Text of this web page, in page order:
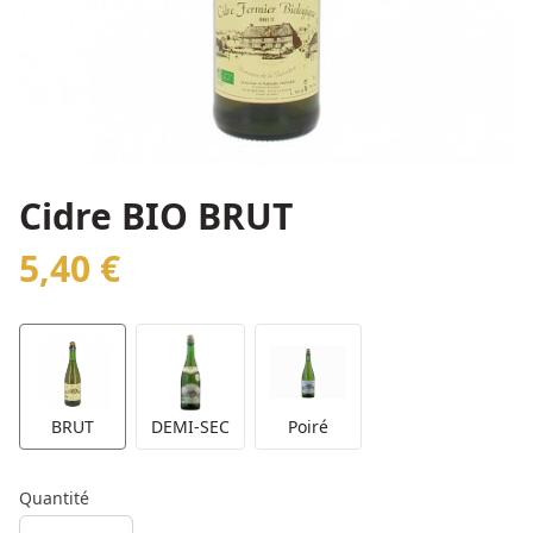
Cidre BIO BRUT
5,40 €
BRUT DEMI-SEC Poiré
Quantité